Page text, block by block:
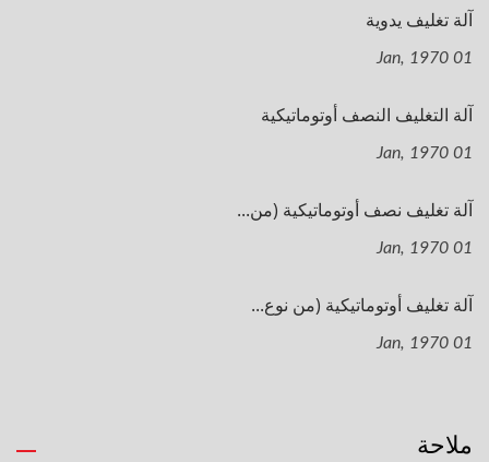
آلة تغليف يدوية
01 Jan, 1970
آلة التغليف النصف أوتوماتيكية
01 Jan, 1970
آلة تغليف نصف أوتوماتيكية (من...
01 Jan, 1970
آلة تغليف أوتوماتيكية (من نوع...
01 Jan, 1970
ملاحة